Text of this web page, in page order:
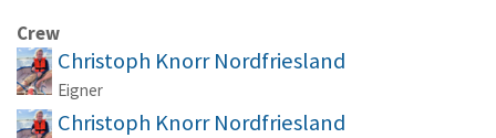
Crew
Christoph Knorr Nordfriesland
Eigner
Christoph Knorr Nordfriesland